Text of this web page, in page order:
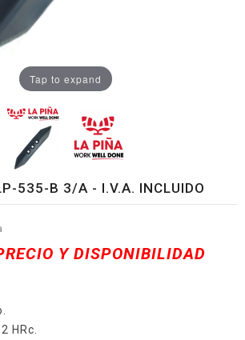
Tap to expand
535-B 3/A - I.V.A. INCLUIDO
Y DISPONIBILIDAD
HRc.